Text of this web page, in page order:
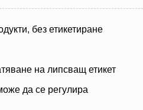
без етикетиране
на липсващ етикет
да се регулира